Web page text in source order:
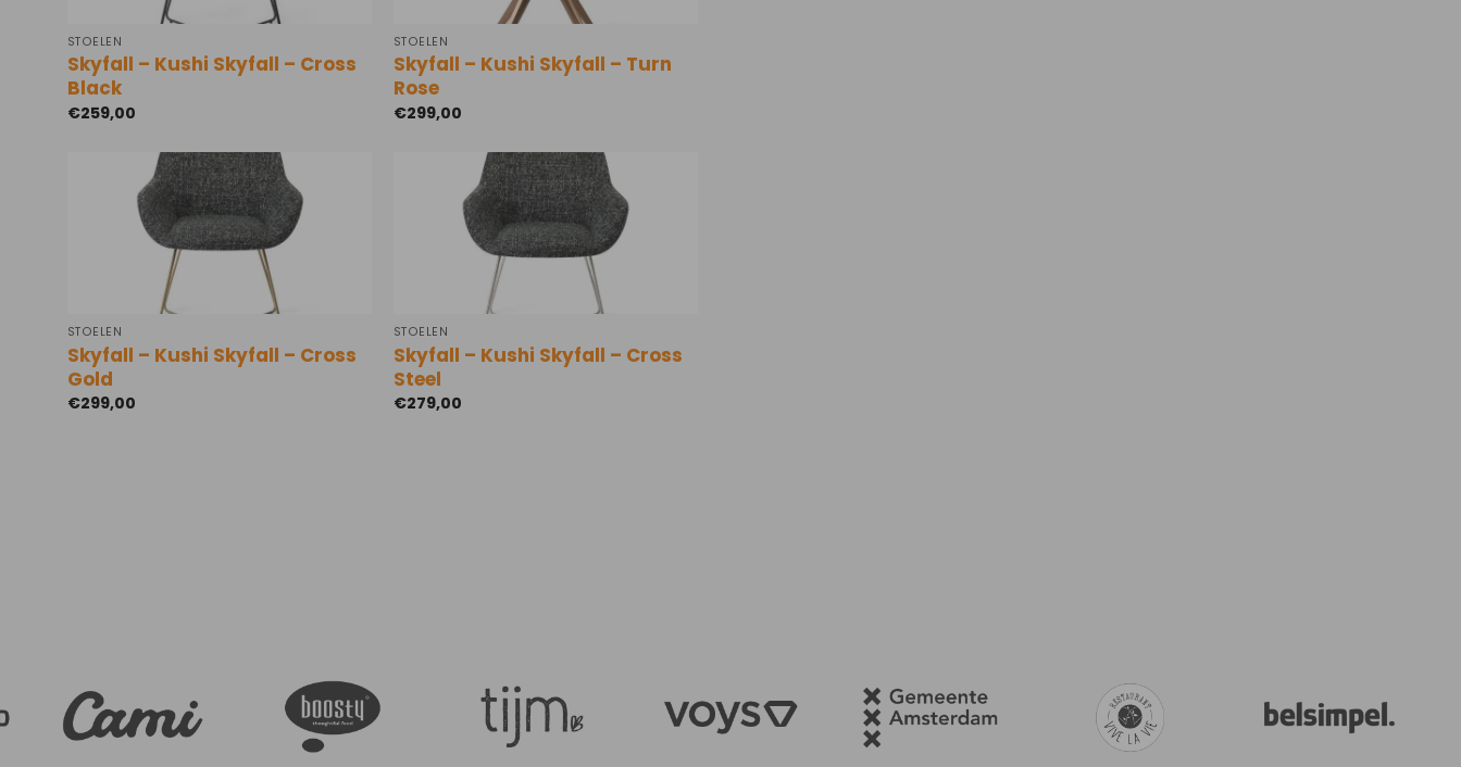
STOELEN
Skyfall – Kushi Skyfall – Cross
Black
€259,00
STOELEN
Skyfall – Kushi Skyfall – Turn
Rose
€299,00
STOELEN
Skyfall – Kushi Skyfall – Cross
Gold
€299,00
STOELEN
Skyfall – Kushi Skyfall – Cross
Steel
€279,00